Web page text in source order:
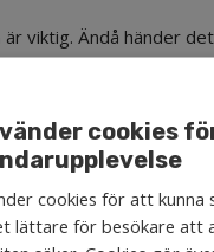
viktig. Ändå händer
åtgärder behöver
större arbeten har
cookies
cookies för att kunna
lättare för besökare att